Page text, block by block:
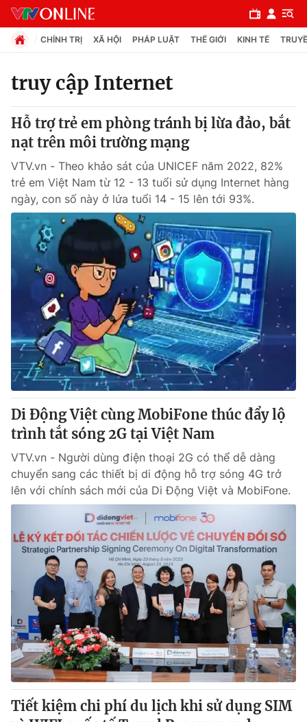
Chuyên mục
Chính trị
Xã hội
Pháp luật
Thế giới
Tin tức
Thế giới đó đây
Câu chuyện quốc tế
Kinh tế
Tài chính
Thị trường
Góc doanh nghiệp
Dữ liệu và đời sống
Truyền hình
Hậu trường
Nhân vật
Giải sao mai
Giải trí
Điện ảnh
Sao
Đời sống
Làm đẹp
Chất lượng cuộc sống
Giáo dục
Tuyển sinh
Học trực tuyến
Công nghệ
Hitech Công nghệ tương lai
Sản phẩm
Thị trường
Tư vấn
Giao lưu trực tuyến
Lịch phát sóng
Chuyên mục khác
CHÍNH TRỊ XÃ HỘI PHÁP LUẬT THẾ GIỚI KINH TẾ
truy cập Internet
Hỗ trợ trẻ em phòng tránh bị lừa đảo, bắt
nạt trên môi trường mạng
VTV.vn - Theo khảo sát của UNICEF năm 2022, 82%
trẻ em Việt Nam từ 12 - 13 tuổi sử dụng Internet hàng
ngày, con số này ở lứa tuổi 14 - 15 lên tới 93%.
Di Động Việt cùng MobiFone thúc đẩy lộ
trình tắt sóng 2G tại Việt Nam
VTV.vn - Người dùng điện thoại 2G có thể dễ dàng
chuyển sang các thiết bị di động hỗ trợ sóng 4G trở
lên với chính sách mới của Di Động Việt và MobiFone.
Tiết kiệm chi phí du lịch khi sử dụng SIM